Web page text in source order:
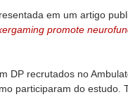
em um artigo
promote
DP recrutados no
participaram do estudo.